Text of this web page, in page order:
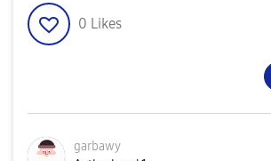
0 Likes
garbawy